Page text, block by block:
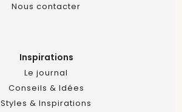
Nous contacter
Inspirations
Le journal
Conseils & Idées
Styles & Inspirations